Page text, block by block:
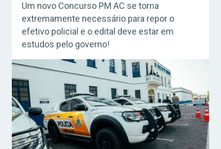
Um novo Concurso PM AC se torna
extremamente necessário para repor o
efetivo policial e o edital deve estar em
estudos pelo governo!